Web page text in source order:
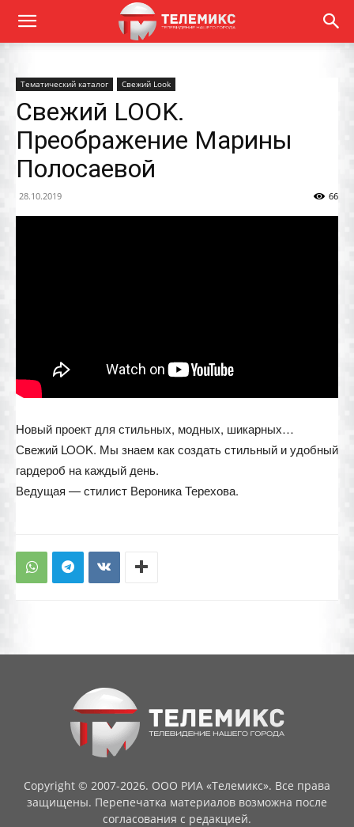
Тематический каталог Свежий Look
Свежий LOOK.
Преображение Марины
Полосаевой
28.10.2019 66
Новый проект для стильных, модных, шикарных…
Свежий LOOK. Мы знаем как создать стильный и удобный
гардероб на каждый день.
Ведущая — стилист Вероника Терехова.
Copyright © 2007-2026. ООО РИА «Телемикс». Все права
защищены. Перепечатка материалов возможна после
согласования с редакцией.